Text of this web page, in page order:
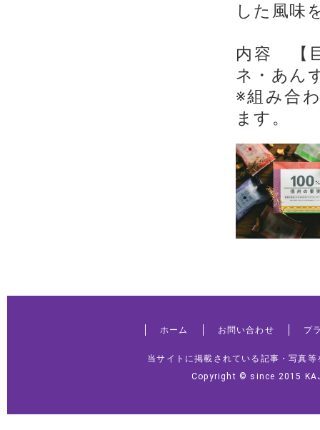
した風味
内容 【
ネ・あん
※組み合
ます。
ホーム お問い合わせ プ
当サイトに掲載されている記事・写真
Copyright © since 2015